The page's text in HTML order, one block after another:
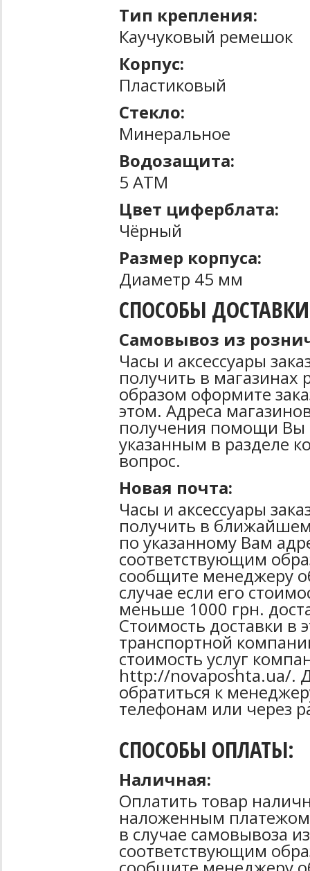
Тип крепления:
Каучуковый ремешок
Корпус:
Пластиковый
Стекло:
Минеральное
Водозащита:
5 ATM
Цвет циферблата:
Чёрный
Размер корпуса:
Диаметр 45 мм
СПОСОБЫ
Самовывоз из
Часы и аксессуары
получить в магазинах
образом оформите
этом. Адреса
получения помощи Вы
указанным в разделе
вопрос.
Новая почта:
Часы и аксессуары
получить в
по указанному Вам
соответствующим
сообщите менеджеру
случае если его
меньше 1000 грн.
Стоимость доставки в
транспортной
стоимость услуг
http://novaposhta.ua/.
обратиться к
телефонам или через
СПОСОБЫ ОПЛАТЫ:
Наличная:
Оплатить товар
наложенным
в случае самовывоза
соответствующим